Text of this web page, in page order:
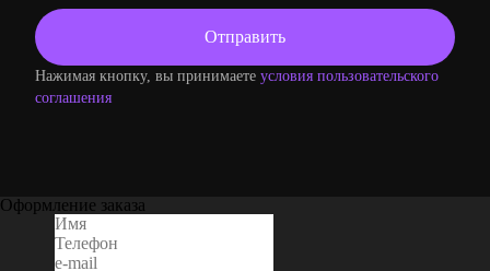
Нажимая кнопку, вы принимаете условия пользовательского
соглашения
Оформление заказа